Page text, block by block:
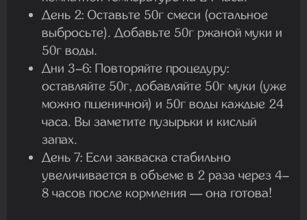
День 2: Оставьте 50г смеси (остальное
выбросьте). Добавьте 50г ржаной муки и
50г воды.
Дни 3–6: Повторяйте процедуру:
оставляйте 50г, добавляйте 50г муки (уже
можно пшеничной) и 50г воды каждые 24
часа. Вы заметите пузырьки и кислый
запах.
День 7: Если закваска стабильно
увеличивается в объеме в 2 раза через 4–
8 часов после кормления — она готова!